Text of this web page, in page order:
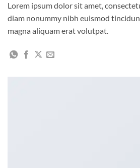
Lorem ipsum dolor sit amet,
diam nonummy nibh euismod
magna aliquam erat volutpat.